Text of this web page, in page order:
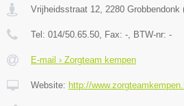
Vrijheidsstraat 12, 2280 Grobbendonk
Tel: 014/50.65.50, Fax: -, BTW-nr: -
E-mail › Zorgteam kempen
Website: http://